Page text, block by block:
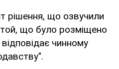
рішення, що озвучили
той, що було розміщено
відповідає чинному